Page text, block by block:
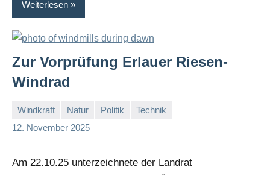
Weiterlesen
Zur Vorprüfung Erlauer Riesen-
Windrad
Windkraft Natur Politik
Technik
12. November 2025
I
Am 22.10.25 unterzeichnete der Landrat